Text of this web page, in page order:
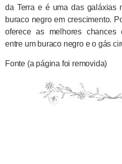
da Terra e é uma das galáxias
buraco negro em crescimento.
oferece as melhores
entre um buraco negro e o gás
Fonte (a página foi removida)